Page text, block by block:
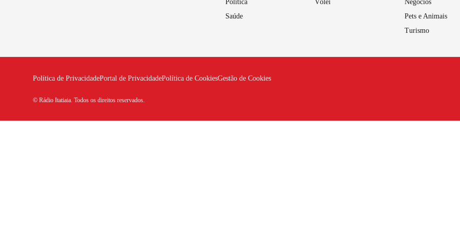
Política
Saúde
Vôlei
Negócios
Pets e Animais
Turismo
Política de PrivacidadePortal de PrivacidadePolítica de CookiesGestão de Cookies
© Rádio Itatiaia. Todos os direitos reservados.